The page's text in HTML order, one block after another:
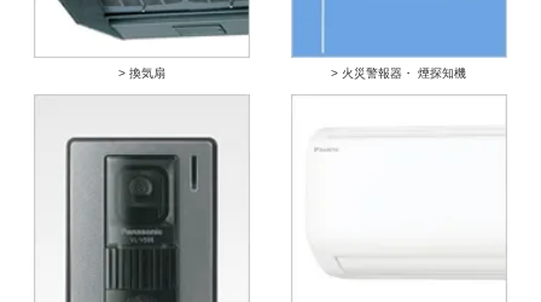
> 換気扇 > 火災警報器・ 煙探知機